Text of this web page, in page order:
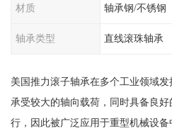
材质 轴承钢/不锈钢
轴承类型 直线滚珠轴承
美国推力滚子轴承在多个工业领域
承受较大的轴向载荷，同时具备良
行，因此被广泛应用于重型机械设备